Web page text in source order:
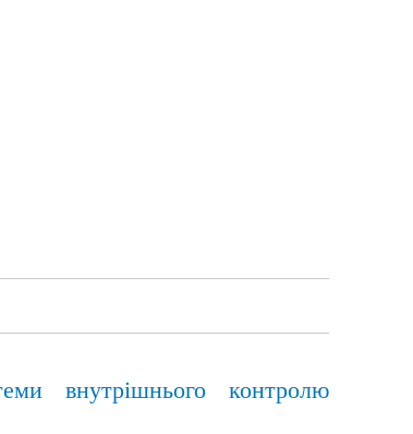
внутрішнього контролю